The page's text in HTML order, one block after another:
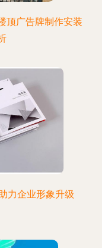
顶广告牌制作安装
力企业形象升级